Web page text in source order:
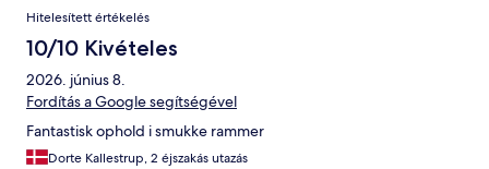
Hitelesített értékelés
10/10 Kivételes
2026. június 8.
Fordítás a Google segítségével
Fantastisk ophold i smukke rammer
Dorte Kallestrup, 2 éjszakás utazás